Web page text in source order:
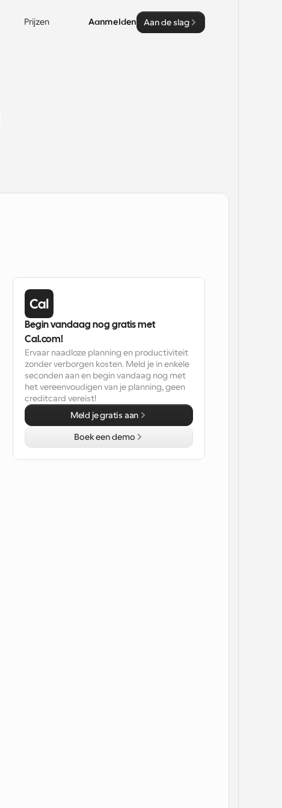
Prijzen Aanmelden Aan de slag
Begin vandaag nog gratis met
Cal.com!
Ervaar naadloze planning en productiviteit
zonder verborgen kosten. Meld je in enkele
seconden aan en begin vandaag nog met
het vereenvoudigen van je planning, geen
creditcard vereist!
Meld je gratis aan
Boek een demo